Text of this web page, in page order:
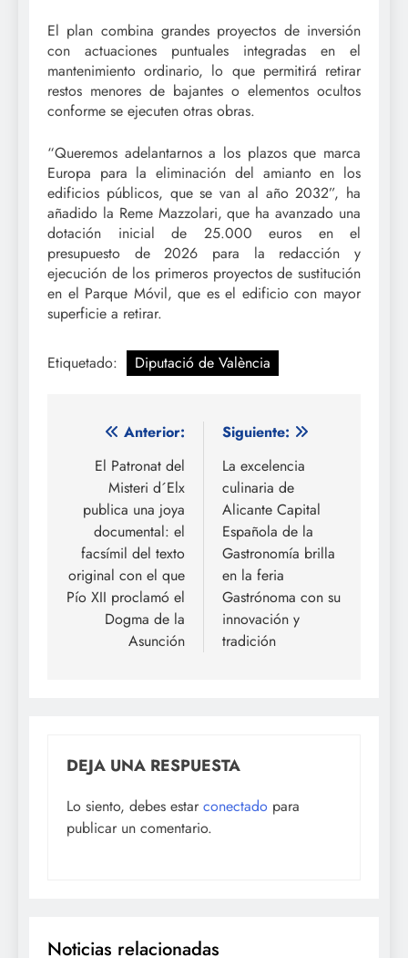
El plan combina grandes proyectos de inversión
con actuaciones puntuales integradas en el
mantenimiento ordinario, lo que permitirá retirar
restos menores de bajantes o elementos ocultos
conforme se ejecuten otras obras.
“Queremos adelantarnos a los plazos que marca
Europa para la eliminación del amianto en los
edificios públicos, que se van al año 2032”, ha
añadido la Reme Mazzolari, que ha avanzado una
dotación inicial de 25.000 euros en el
presupuesto de 2026 para la redacción y
ejecución de los primeros proyectos de sustitución
en el Parque Móvil, que es el edificio con mayor
superficie a retirar.
Etiquetado: Diputació de València
Navegación
entradas
Anterior:
El Patronat del
Misteri d´Elx
publica una joya
documental: el
facsímil del texto
original con el que
Pío XII proclamó el
Dogma de la
Asunción
Siguiente:
La excelencia
culinaria de
Alicante Capital
Española de la
Gastronomía brilla
en la feria
Gastrónoma con su
innovación y
tradición
DEJA UNA RESPUESTA
Lo siento, debes estar conectado para
publicar un comentario.
Noticias relacionadas